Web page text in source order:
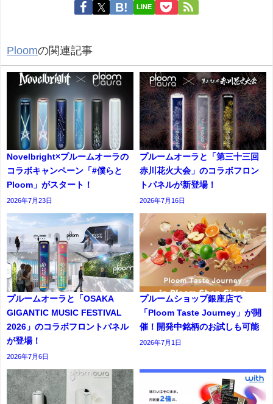
LINE
Ploomの関連記事
Novelbright×プルームオーラの
コラボキャンペーン「#僕らと
Ploom」がスタート！
2026年7月23日
プルームオーラと「第三十三回
赤川花火大会」のコラボフロン
トパネルが新登場！
2026年7月16日
プルームオーラと「OSAKA
GIGANTIC MUSIC FESTIVAL
2026」のコラボフロントパネル
が登場！
2026年7月6日
プルームショップ銀座店で
「Ploom Taste Journey」が開
催！開発中銘柄のお試しも可能
2026年7月1日